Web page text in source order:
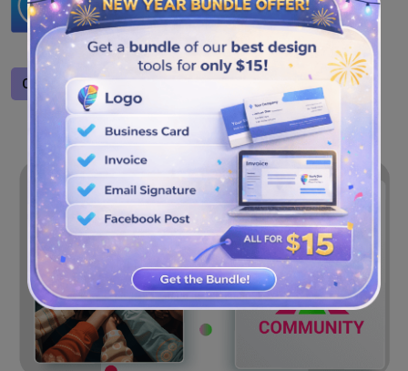
Avez-vous fini de créer un logo communautaire
personnalisé ? Soyez prêt à le télécharger et à
l'enregistrer aux formats PNG, JPG et SVG.
Concevoir un logo